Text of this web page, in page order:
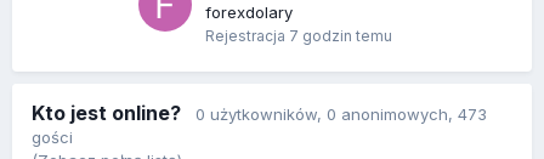
forexdolary
Rejestracja 7 godzin temu
Kto jest online? 0 użytkowników, 0 anonimowych, 473
gości